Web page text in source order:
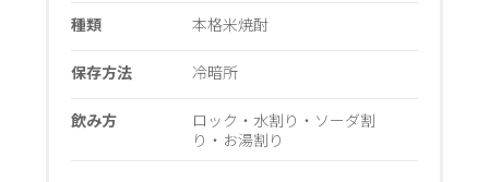
種類 本格米焼酎
保存方法 冷暗所
飲み方
ロック・水割り・ソーダ割
り・お湯割り